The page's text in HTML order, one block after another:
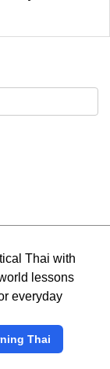
Thai with
lessons
everyday
Thai